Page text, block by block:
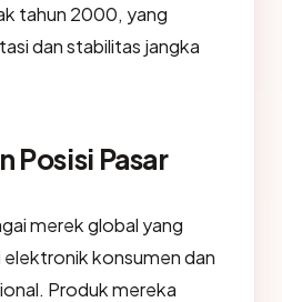
tahun 2000, yang
dan stabilitas jangka
Posisi Pasar
merek global yang
konsumen dan
Produk mereka